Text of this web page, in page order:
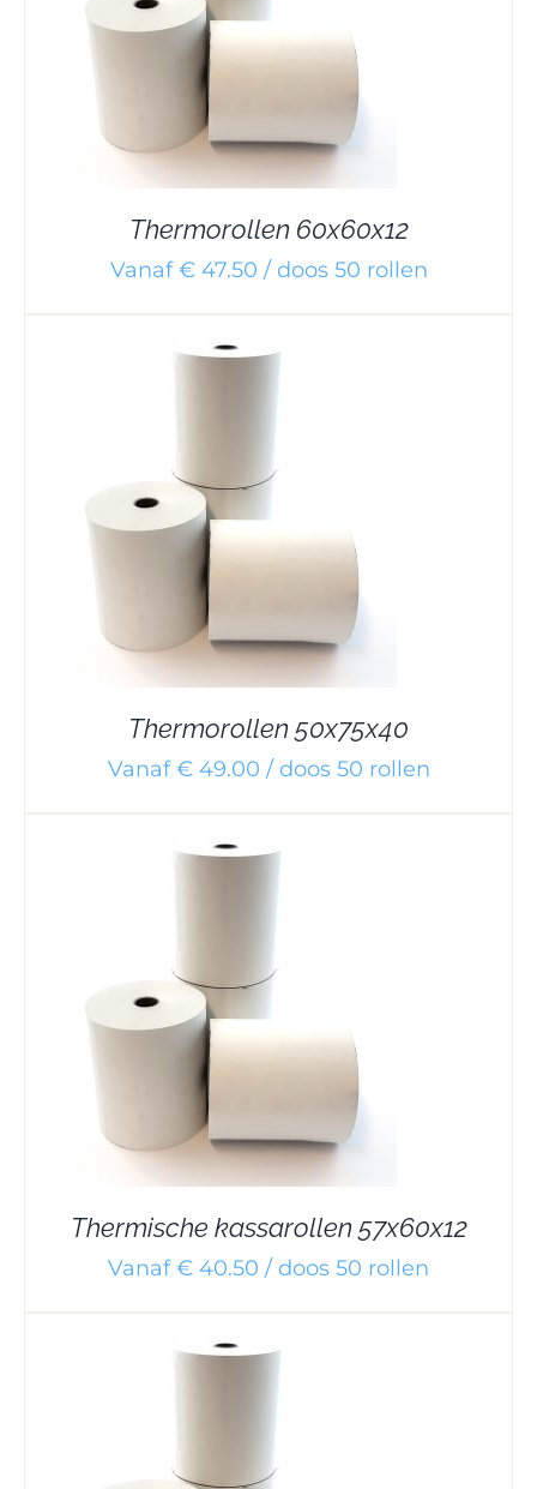
Thermorollen 60x60x12
Vanaf € 47.50 / doos 50 rollen
Thermorollen 50x75x40
Vanaf € 49.00 / doos 50 rollen
Thermische kassarollen 57x60x12
Vanaf € 40.50 / doos 50 rollen